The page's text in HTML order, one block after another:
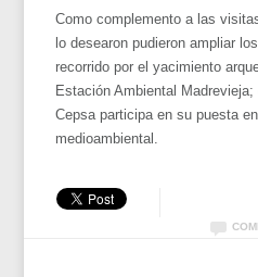
Como complemento a las
lo desearon pudieron ampliar
recorrido por el yacimiento
Estación Ambiental
Cepsa participa en su puesta
medioambiental.